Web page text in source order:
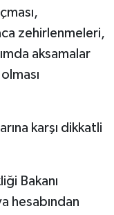
zehirlenmeleri,
aksamalar
karşı dikkatli
Bakanı
hesabından